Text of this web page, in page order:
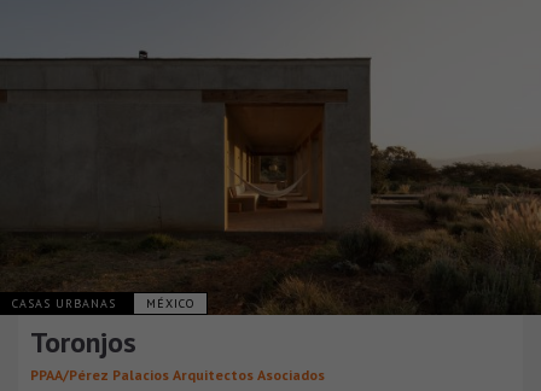
CASAS URBANAS MÉXICO
Toronjos
PPAA/Pérez Palacios Arquitectos Asociados